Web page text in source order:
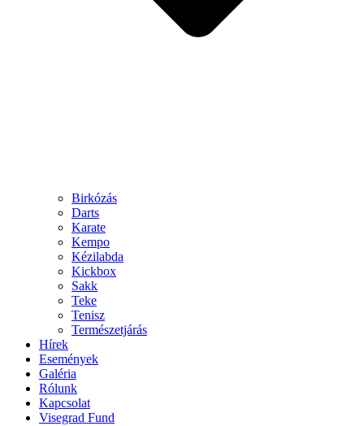
Birkózás
Darts
Karate
Kempo
Kézilabda
Kickbox
Sakk
Teke
Tenisz
Természetjárás
Hírek
Események
Galéria
Rólunk
Kapcsolat
Visegrad Fund